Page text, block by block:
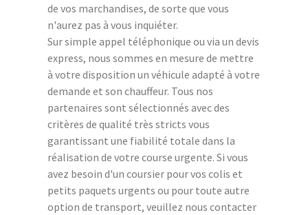
de vos marchandises, de sorte que vous
n'aurez pas à vous inquiéter.
Sur simple appel téléphonique ou via un devis
express, nous sommes en mesure de mettre
à votre disposition un véhicule adapté à votre
demande et son chauffeur. Tous nos
partenaires sont sélectionnés avec des
critères de qualité très stricts vous
garantissant une fiabilité totale dans la
réalisation de votre course urgente. Si vous
avez besoin d'un coursier pour vos colis et
petits paquets urgents ou pour toute autre
option de transport, veuillez nous contacter